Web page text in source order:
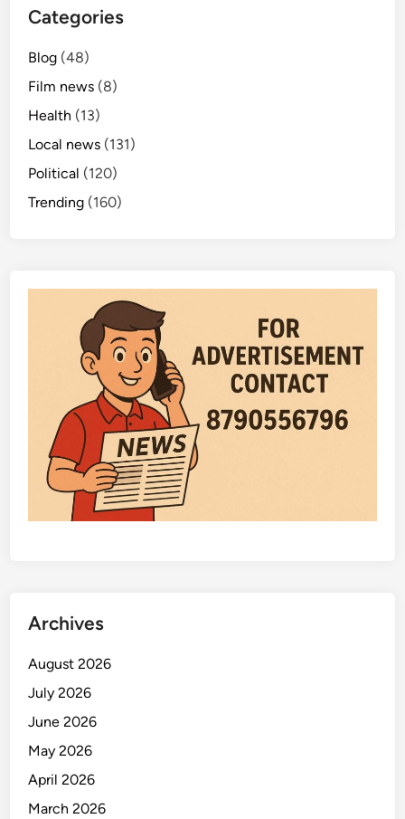
Categories
Blog (48)
Film news (8)
Health (13)
Local news (131)
Political (120)
Trending (160)
Archives
August 2026
July 2026
June 2026
May 2026
April 2026
March 2026